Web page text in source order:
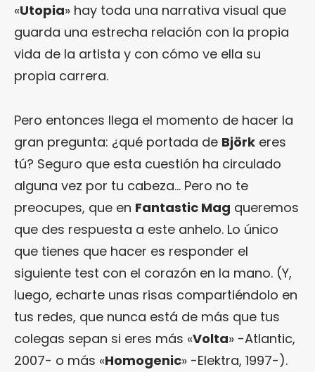
«Utopia» hay toda una narrativa visual que
guarda una estrecha relación con la propia
vida de la artista y con cómo ve ella su
propia carrera.
Pero entonces llega el momento de hacer la
gran pregunta: ¿qué portada de Björk eres
tú? Seguro que esta cuestión ha circulado
alguna vez por tu cabeza… Pero no te
preocupes, que en Fantastic Mag queremos
que des respuesta a este anhelo. Lo único
que tienes que hacer es responder el
siguiente test con el corazón en la mano. (Y,
luego, echarte unas risas compartiéndolo en
tus redes, que nunca está de más que tus
colegas sepan si eres más «Volta» -Atlantic,
2007- o más «Homogenic» -Elektra, 1997-).